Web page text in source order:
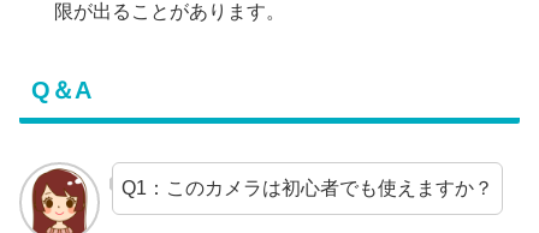
限が出ることがあります。
Q＆A
Q1：このカメラは初心者でも使えますか？